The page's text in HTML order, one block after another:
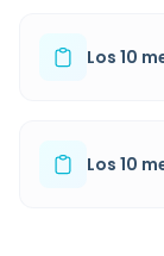
Los 10
Los 10